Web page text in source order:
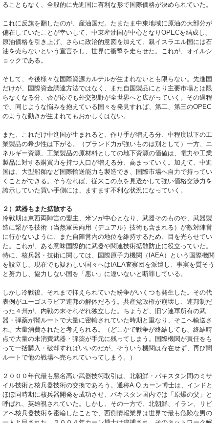
ることもなく、全般的に先進国に有利な形で国際価格が決められていた。
これに反旗を翻したのが、産油国だ。たまたま中東地域に原油の大部分が
偏在していたことが幸いして、中東産油国が中心となりOPECを結成し、
原油価格を引き上げ、さらに政治的意図を加えて、親イスラエル国には石
油を売らないという宣言をし、世界に衝撃を走らせた。これが、オイルシ
ョックである。
そして、今後様々な国際資源カルテルが生まれないとも限らない。先進国
だけが、国際資金調達方法ではなく、また自国製品にとり主要市場とは限
らなくなる分、否が応でも外交視野が全世界へと広がっていく。その過程
で、同じような悩みを抱えている国々を発見すれば、第二、第三のOPEC
のような動きが生まれてもおかしくはない。
また、これだけ中進国が生まれると、作り手が増える分、中程度以下の工
業製品の希少性は下がる。（ブランド力が強いものは別として）一方、エ
ネルギー資源、工業製品の原材料としての地下資源の価値は、電力や工業
製品に対する購買力を持つ人口が増える分、高まっていく。加えて、中進
国は、大型船舶など国際輸送能力も製造でき、国際市場へ自力で持ってい
くことができる。そうなれば、従来この点を見透かして強い価格交渉力を
誇示していた買い手側には、ますます不利な状況になっていく。
２）武器もまた拡散する
冷戦期は東西両陣営の盟主、米ソが中心となり、武器そのものや、武器製
造に繋がる技術（当然軍民両用（デュアル）技術も含まれる）が敵対陣営
に行かないように、また自陣営内の地位を維持するため、目を光らせてい
た。これが、ある意味国際的に武器や関連技術拡散防止に役立っていた。
特に、核兵器・技術に関しては、国際原子力機関（IAEA）という国際機関
を設立し、現在でも疑わしい国々へはIAEA査察団を派遣し、事実を質そう
と努力し、協力しない国を「悪い」に違いないと断罪している。
しかし冷戦後、それまで抑えられていた紛争がいくつも発生した。その代
表例がユーゴスラビア連邦の解体だろう。共産党政権が崩壊し、連邦制だ
った４州が、内戦の末それぞれ独立した。ちょうど、旧ソ連軍所有の武
器・弾薬が闇ルートで大量に密輸されていた時期と重なり、そこへ輸送さ
れ、大量消費されたと考えられる。（どこかで戦争が終結しても、終結時
点で大量の未消費武器・弾薬が手元に残ってしまう。国際機関が責任をも
って一括購入・破却すればいいのだが、そういう機関は存在せず、再び闇
ルートで他の戦場へ売られていってしまう。）
２０００年代最も悪名高い武器技術取引は、北朝鮮・パキスタン間のミサ
イル技術と核兵器技術の交換であろう。通称A.Q.カーン博士は、インドと
ほぼ同時期に核兵器開発を成功させ、パキスタン国内では「原爆の父」と
呼ばれ、英雄視されていた。しかし、その一方で、北朝鮮、イラン、リビ
アへ核兵器技術を密輸したことで、西側情報業界は世界で最も危険な男の